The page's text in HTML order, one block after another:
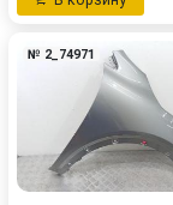
№ 2_74971